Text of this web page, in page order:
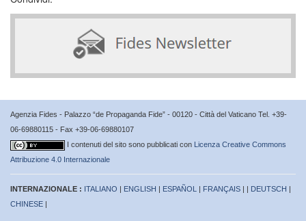
Agenzia Fides - Palazzo “de Propaganda Fide” - 00120 - Città del Vaticano Tel. +39-
06-69880115 - Fax +39-06-69880107
I contenuti del sito sono pubblicati con Licenza Creative Commons
Attribuzione 4.0 Internazionale
INTERNAZIONALE : ITALIANO | ENGLISH | ESPAÑOL | FRANÇAIS | | DEUTSCH |
CHINESE |